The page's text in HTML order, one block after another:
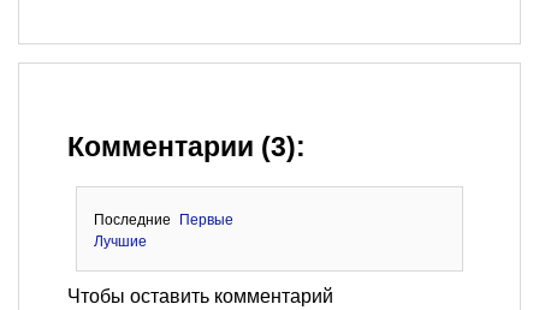
Комментарии (3):
Последние
Первые
Лучшие
Чтобы оставить комментарий